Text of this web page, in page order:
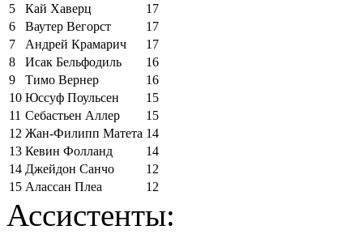
5
Кай Хаверц
17
6
Ваутер Вегорст
17
7
Андрей Крамарич
17
8
Исак Бельфодиль
16
9
Тимо Вернер
16
10 Юссуф Поульсен
15
11 Себастьен Аллер
15
12 Жан-Филипп Матета 14
13 Кевин Фолланд
14
14 Джейдон Санчо
12
15 Алассан Плеа 12
Ассистенты: